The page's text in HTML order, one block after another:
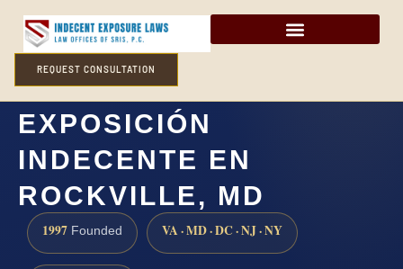
REQUEST CONSULTATION
ABOGADO DE
EXPOSICIÓN
INDECENTE EN
ROCKVILLE, MD
1997 Founded VA · MD · DC · NJ · NY